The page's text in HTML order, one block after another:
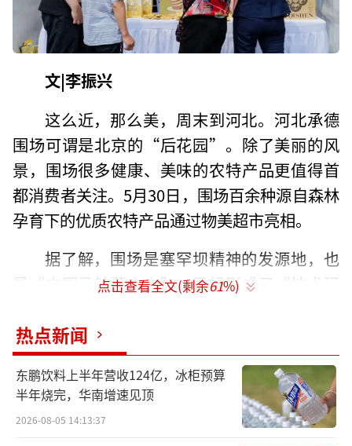
文|李振兴
这么近，那么美，周末到河北。河北承德
围场可谓是北京的“后花园”。除了美丽的风
景，围场很多健康、美味的农特产品更值得首
都消费者关注。5月30日，围场百余种源自森林
孕育下的优质农特产品通过物美超市亮相。
据了解，围场是塞罕坝精神的发源地，也
是“中国马铃薯之乡”，已经形成了“技术研
品销售”于一体的完整产业链条。年种植面积
稳定在75万亩，年产量165万吨。全县仓储能力
达220万吨，年集散马铃薯300多万吨，居于华
北地区首位。县域内拥有亚洲最大的冷藏气调
点击查看全文(剩余61%)
热点新闻
东鹏饮料上半年营收124亿，冰柜预算
半年烧完，华南增速见顶
2026-08-05 14:13:37